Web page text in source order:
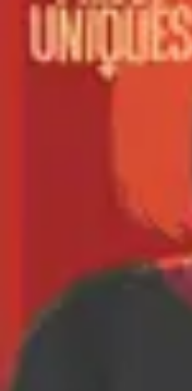
Voyages Uniques
Inspiration Voyage
VoyageVoyages